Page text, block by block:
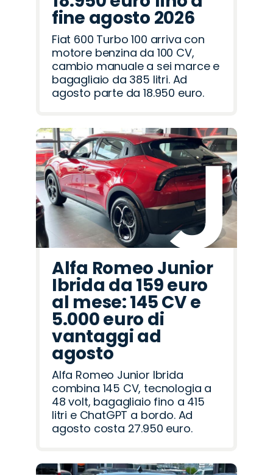
fine agosto 2026
Fiat 600 Turbo 100 arriva con
motore benzina da 100 CV,
cambio manuale a sei marce e
bagagliaio da 385 litri. Ad
agosto parte da 18.950 euro.
Alfa Romeo Junior
Ibrida da 159 euro
al mese: 145 CV e
5.000 euro di
vantaggi ad
agosto
Alfa Romeo Junior Ibrida
combina 145 CV, tecnologia a
48 volt, bagagliaio fino a 415
litri e ChatGPT a bordo. Ad
agosto costa 27.950 euro.